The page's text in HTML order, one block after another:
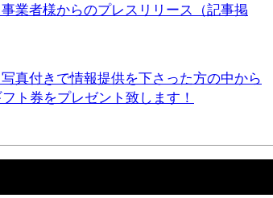
業者様からのプレスリリース（記事掲
真付きで情報提供を下さった方の中から
ト券をプレゼント致します！